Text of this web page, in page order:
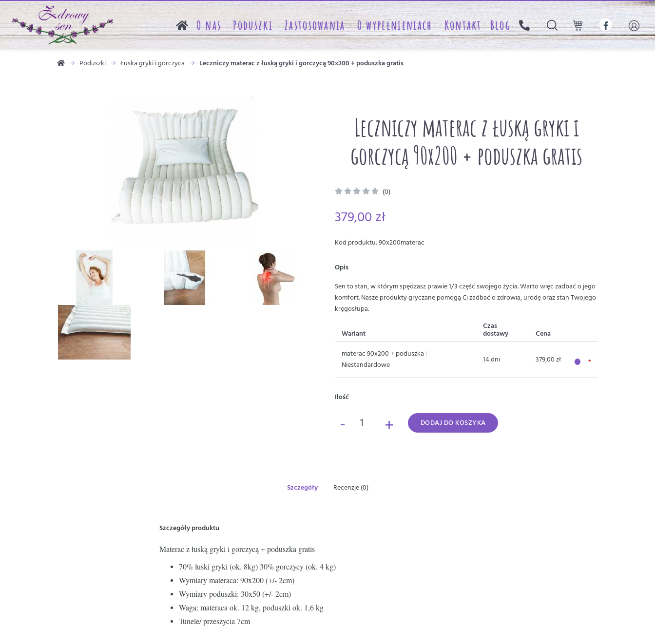
O nas Poduszki Zastosowania O wypełnieniach Kontakt Blog
Poduszki Łuska gryki i gorczyca Leczniczy materac z łuską gryki i gorczycą 90x200 + poduszka gratis
Leczniczy materac z łuską gryki i
gorczycą 90x200 + poduszka gratis
(0)
379,00 zł
Kod produktu: 90x200materac
Opis
Sen to stan, w którym spędzasz prawie 1/3 część swojego życia. Warto więc zadbać o jego
komfort. Nasze produkty gryczane pomogą Ci zadbać o zdrowia, urodę oraz stan Twojego
kręgosłupa.
Wariant
Czas
dostawy
Cena
materac 90x200 + poduszka |
Niestandardowe
14 dni 379,00 zł
Ilość
- + DODAJ DO KOSZYKA
Szczegóły Recenzje (0)
Szczegóły produktu
Materac z łuską gryki i gorczycą + poduszka gratis
70% łuski gryki (ok. 8kg) 30% gorczycy (ok. 4 kg)
Wymiary materaca: 90x200 (+/- 2cm)
Wymiary poduszki: 30x50 (+/- 2cm)
Waga: materaca ok. 12 kg, poduszki ok. 1,6 kg
Tunele/ przeszycia 7cm